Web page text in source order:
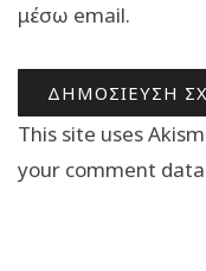
μέσω email.
This site uses
your comment data